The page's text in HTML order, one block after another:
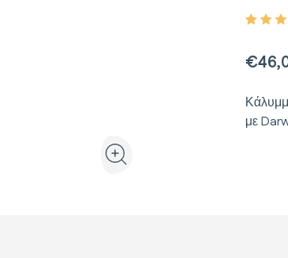
Προβολή προϊόντος σε 3D και
Μεγέθυνση εικόνας προϊόντος
με